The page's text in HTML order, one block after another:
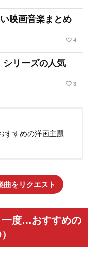
映画音楽まとめ
favorite_border 4
シリーズの人気
favorite_border 3
すすめの洋画主題
曲をリクエスト
一度…おすすめの